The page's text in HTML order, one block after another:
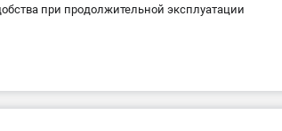
при продолжительной эксплуатации